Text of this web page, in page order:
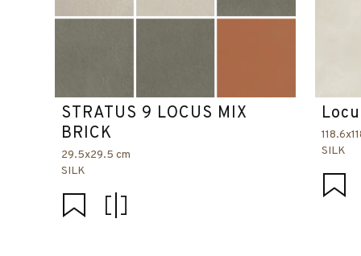
STRATUS 9 LOCUS MIX
BRICK
29.5x29.5 cm
SILK
SILK